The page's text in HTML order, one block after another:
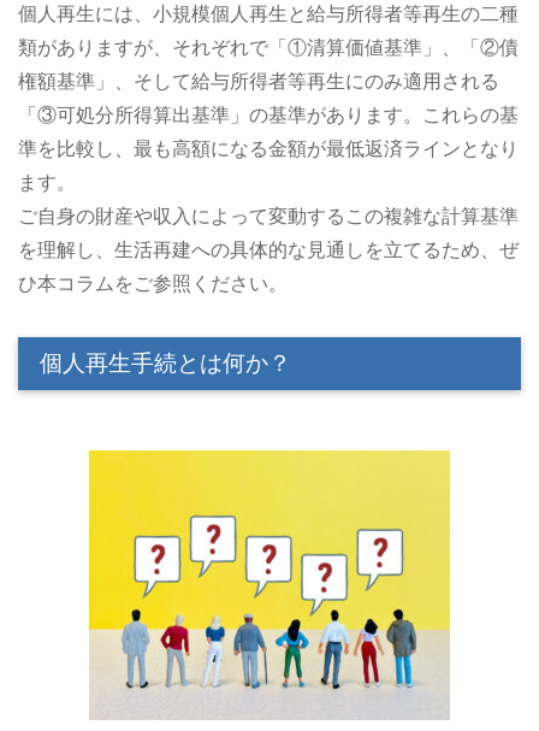
個人再生には、小規模個人再生と給与所得者等再生の二種
類がありますが、それぞれで「①清算価値基準」、「②債
権額基準」、そして給与所得者等再生にのみ適用される
「③可処分所得算出基準」の基準があります。これらの基
準を比較し、最も高額になる金額が最低返済ラインとなり
ます。
ご自身の財産や収入によって変動するこの複雑な計算基準
を理解し、生活再建への具体的な見通しを立てるため、ぜ
ひ本コラムをご参照ください。
個人再生手続とは何か？